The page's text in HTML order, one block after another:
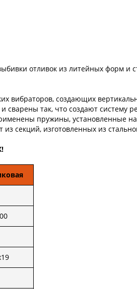
отливок из литейных форм и
вибраторов, создающих
сварены так, что создают систему
пружины,
секций, изготовленных из